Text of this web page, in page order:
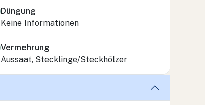
Düngung
Keine Informationen
Vermehrung
Aussaat, Stecklinge/Steckhölzer